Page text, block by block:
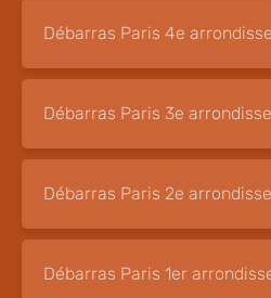
Débarras Paris 4e
Débarras Paris 3e
Débarras Paris 2e
Débarras Paris 1er